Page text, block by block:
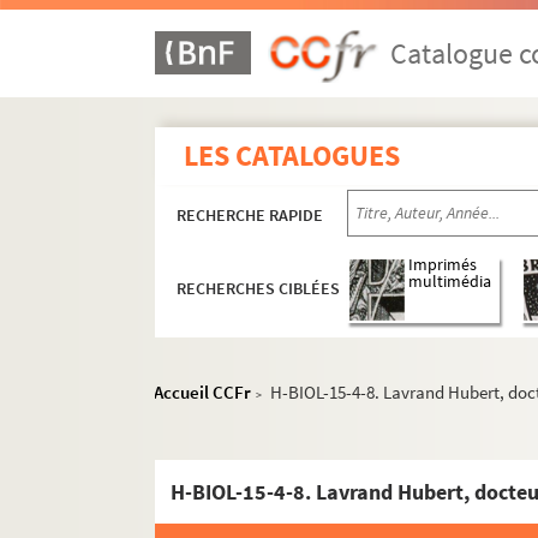
Catalogue
LES CATALOGUES
RECHERCHE RAPIDE
RECHERCHES CIBLÉES
Imprimés
multimédia
Accueil CCFr > H-BIOL-15-4-8. Lavrand Hubert,
H-BIOL-15-4-8. Lavrand Hubert,
H-BIOL. Biographies de personnages lillois
H-BIOL-4. Carlez à Colpaert
H-BIOL-5. Collin à Darcy